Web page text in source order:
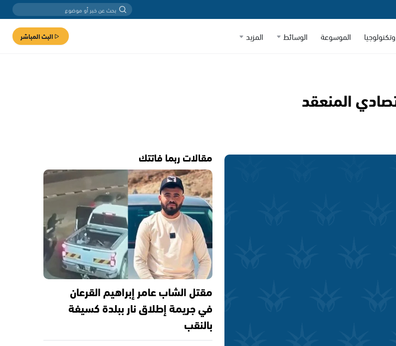
الموسوعة الوسائط المزيد البث المباشر
المنعقد
مقالات ربما فاتتك
مقتل الشاب عامر إبراهيم القرعان
في جريمة إطلاق نار ببلدة كسيفة
بالنقب